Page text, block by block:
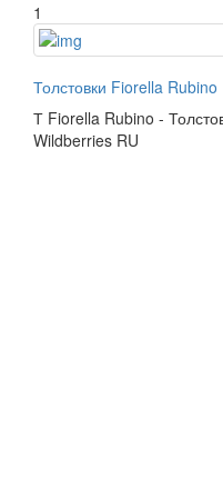
1
Толстовки Fiorella Rubino
Т Fiorella Rubino -
Wildberries RU